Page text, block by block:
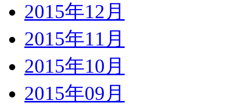
2015年12月
2015年11月
2015年10月
2015年09月